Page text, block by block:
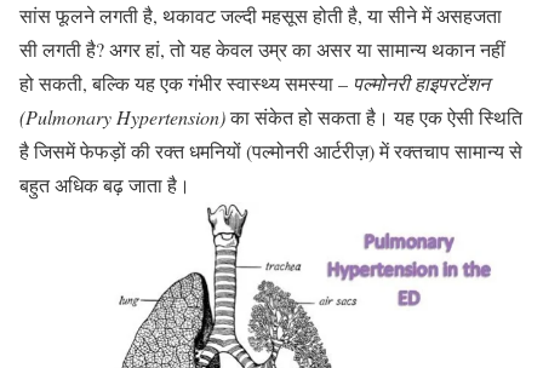
सांस फूलने लगती है, थकावट जल्दी महसूस होती है, या सीने में असहजता
सी लगती है? अगर हां, तो यह केवल उम्र का असर या सामान्य थकान नहीं
हो सकती, बल्कि यह एक गंभीर स्वास्थ्य समस्या – पल्मोनरी हाइपरटेंशन
(Pulmonary Hypertension)का संकेत हो सकता है। यह एक ऐसी स्थिति
है जिसमें फेफड़ों की रक्त धमनियों (पल्मोनरी आर्टरीज़) में रक्तचाप सामान्य से
बहुत अधिक बढ़ जाता है।